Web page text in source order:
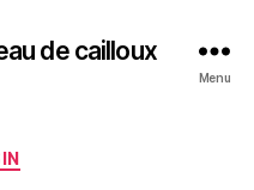
de cailloux
Menu